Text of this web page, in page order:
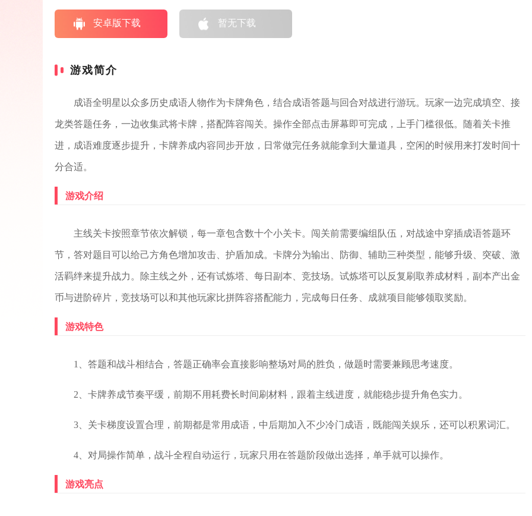
安卓版下载 暂无下载
游戏简介
成语全明星以众多历史成语人物作为卡牌角色，结合成语答题与回合对战进行游玩。玩家一边完成填空、接
龙类答题任务，一边收集武将卡牌，搭配阵容闯关。操作全部点击屏幕即可完成，上手门槛很低。随着关卡推
进，成语难度逐步提升，卡牌养成内容同步开放，日常做完任务就能拿到大量道具，空闲的时候用来打发时间十
分合适。
游戏介绍
主线关卡按照章节依次解锁，每一章包含数十个小关卡。闯关前需要编组队伍，对战途中穿插成语答题环
节，答对题目可以给己方角色增加攻击、护盾加成。卡牌分为输出、防御、辅助三种类型，能够升级、突破、激
活羁绊来提升战力。除主线之外，还有试炼塔、每日副本、竞技场。试炼塔可以反复刷取养成材料，副本产出金
币与进阶碎片，竞技场可以和其他玩家比拼阵容搭配能力，完成每日任务、成就项目能够领取奖励。
游戏特色
1、答题和战斗相结合，答题正确率会直接影响整场对局的胜负，做题时需要兼顾思考速度。
2、卡牌养成节奏平缓，前期不用耗费长时间刷材料，跟着主线进度，就能稳步提升角色实力。
3、关卡梯度设置合理，前期都是常用成语，中后期加入不少冷门成语，既能闯关娱乐，还可以积累词汇。
4、对局操作简单，战斗全程自动运行，玩家只用在答题阶段做出选择，单手就可以操作。
游戏亮点